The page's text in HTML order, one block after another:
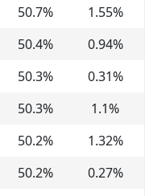
50.7% 1.55%
50.4% 0.94%
50.3% 0.31%
50.3% 1.1%
50.2% 1.32%
50.2% 0.27%